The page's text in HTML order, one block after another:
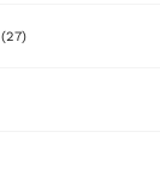
(27)27 products